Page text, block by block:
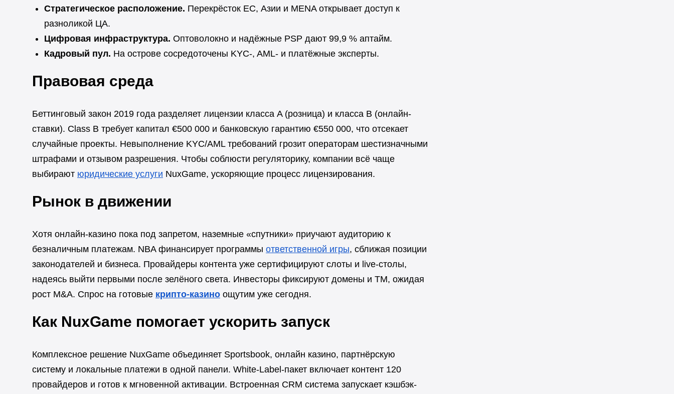
Стратегическое расположение. Перекрёсток ЕС, Азии и MENA открывает доступ к
разноликой ЦА.
Цифровая инфраструктура. Оптоволокно и надёжные PSP дают 99,9 % аптайм.
Кадровый пул. На острове сосредоточены KYC-, AML- и платёжные эксперты.
Правовая среда
Беттинговый закон 2019 года разделяет лицензии класса A (розница) и класса B (онлайн-
ставки). Class B требует капитал €500 000 и банковскую гарантию €550 000, что отсекает
случайные проекты. Невыполнение KYC/AML требований грозит операторам шестизначными
штрафами и отзывом разрешения. Чтобы соблюсти регуляторику, компании всё чаще
выбирают юридические услуги NuxGame, ускоряющие процесс лицензирования.
Рынок в движении
Хотя онлайн-казино пока под запретом, наземные «спутники» приучают аудиторию к
безналичным платежам. NBA финансирует программы ответственной игры, сближая позиции
законодателей и бизнеса. Провайдеры контента уже сертифицируют слоты и live-столы,
надеясь выйти первыми после зелёного света. Инвесторы фиксируют домены и ТМ, ожидая
рост M&A. Спрос на готовые крипто-казино ощутим уже сегодня.
Как NuxGame помогает ускорить запуск
Комплексное решение NuxGame объединяет Sportsbook, онлайн казино, партнёрскую
систему и локальные платежи в одной панели. White-Label-пакет включает контент 120
провайдеров и готов к мгновенной активации. Встроенная CRM система запускает кэшбэк-